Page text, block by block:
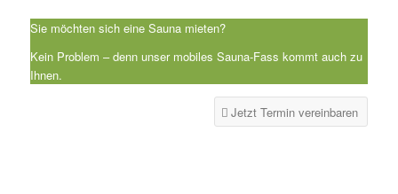
Sie möchten sich eine Sauna mieten?
Kein Problem – denn unser mobiles Sauna-Fass kommt auch zu
Ihnen.
Jetzt Termin vereinbaren